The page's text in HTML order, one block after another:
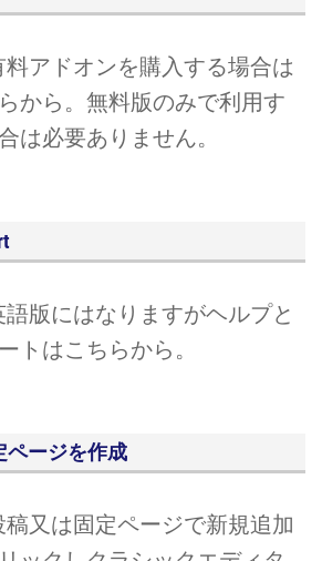
料アドオンを購入する場合は
から。無料版のみで利用す
は必要ありません。
語版にはなりますがヘルプと
トはこちらから。
ページを作成
稿又は固定ページで新規追加